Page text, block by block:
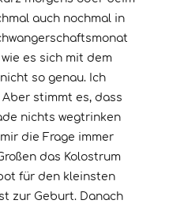
auch nochmal in
es sich mit dem
so genau. Ich
stimmt es, dass
nichts wegtrinken
die Frage immer
das Kolostrum
für den kleinsten
zur Geburt. Danach